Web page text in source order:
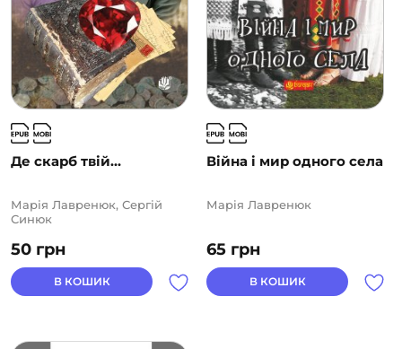
Де скарб твій…
50 грн
Марія Лавренюк, Сергій
Синюк
В КОШИК
Війна і мир одного села
65 грн
Марія Лавренюк
В КОШИК